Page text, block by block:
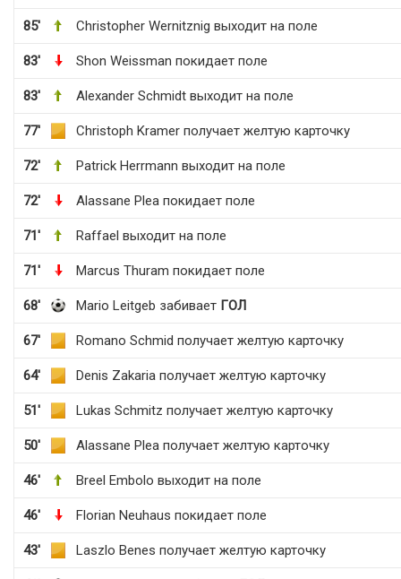
85' Christopher Wernitznig выходит на поле
83' Shon Weissman покидает поле
83' Alexander Schmidt выходит на поле
77' Christoph Kramer получает желтую карточку
72' Patrick Herrmann выходит на поле
72' Alassane Plea покидает поле
71' Raffael выходит на поле
71' Marcus Thuram покидает поле
68' Mario Leitgeb забивает ГОЛ
67' Romano Schmid получает желтую карточку
64' Denis Zakaria получает желтую карточку
51' Lukas Schmitz получает желтую карточку
50' Alassane Plea получает желтую карточку
46' Breel Embolo выходит на поле
46' Florian Neuhaus покидает поле
43' Laszlo Benes получает желтую карточку